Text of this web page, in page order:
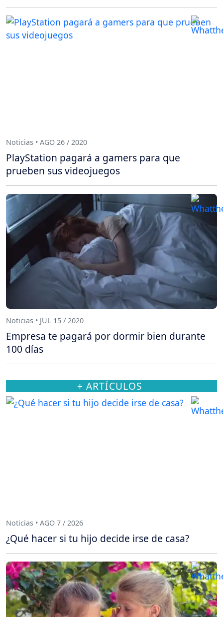
Noticias • AGO 26 / 2020
PlayStation pagará a gamers para que
prueben sus videojuegos
Noticias • JUL 15 / 2020
Empresa te pagará por dormir bien durante
100 días
+ ARTÍCULOS
Noticias • AGO 7 / 2026
¿Qué hacer si tu hijo decide irse de casa?